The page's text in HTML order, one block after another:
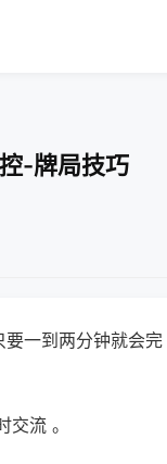
-牌局技巧
一到两分钟就会完
流 。